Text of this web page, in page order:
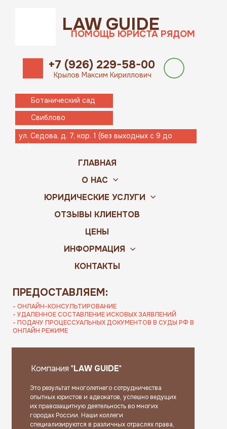
Компания "LAW GUIDE"
Это результат многолетнего сотрудничества
опытных юристов и адвокатов, успешно ведущих
их правозащитную деятельность во многих
городах России. Наши коллеги
специализируются в различных отраслях права,
ГЛАВНАЯ
О НАС
ЮРИДИЧЕСКИЕ УСЛУГИ
ОТЗЫВЫ КЛИЕНТОВ
ЦЕНЫ
ИНФОРМАЦИЯ
КОНТАКТЫ
Свиблово
ул. Седова, д. 7, кор. 1 (без выходных с 9 до
20)
Ботанический сад
- ОНЛАЙН-КОНСУЛЬТИРОВАНИЕ
- УДАЛЕННОЕ СОСТАВЛЕНИЕ ИСКОВЫХ ЗАЯВЛЕНИЙ
- ПОДАЧУ ПРОЦЕССУАЛЬНЫХ ДОКУМЕНТОВ В СУДЫ РФ В
ОНЛАЙН РЕЖИМЕ
ПРЕДОСТАВЛЯЕМ:
Крылов Максим Кириллович
+7 (926) 229-58-00
ПОМОЩЬ ЮРИСТА РЯДОМ
LAW GUIDE